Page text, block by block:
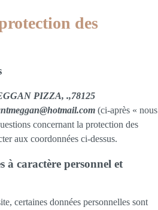
des
PIZZA, .,78125
(ci-après « nous
concernant la protection des
aux coordonnées ci-dessus.
à caractère personnel et
certaines données personnelles sont